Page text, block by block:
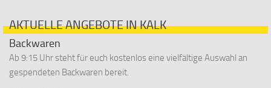
AKTUELLE ANGEBOTE IN KALK
Backwaren
Ab 9:15 Uhr steht für euch kostenlos eine vielfältige Auswahl an
gespendeten Backwaren bereit.